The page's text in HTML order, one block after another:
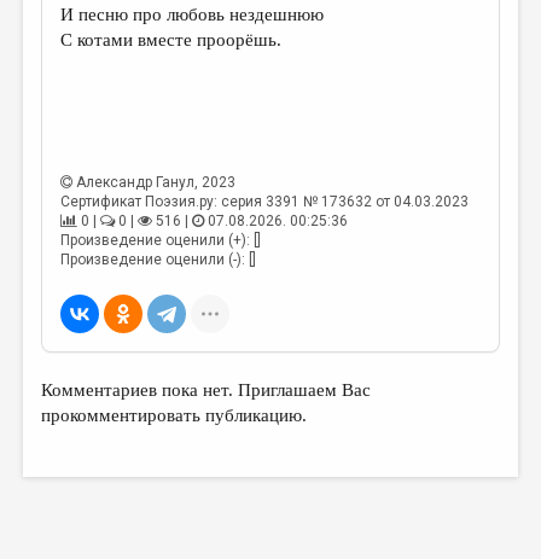
МАЛАЯ ПРОЗА
ПУБЛИЦИСТИКА
РЕЦЕНЗИРОВАНИЕ
ТРЕДИАКОВСКИЙ
ВКОНТАКТЕ
И песню про любовь нездешнюю
С котами вместе проорёшь.
Александр Ганул, 2023
Сертификат Поэзия.ру: серия 3391 № 173632 от 04.03.2023
0 |
0 | 516 |
07.08.2026. 00:25:36
Произведение оценили (+): []
Произведение оценили (-): []
Комментариев пока нет. Приглашаем Вас
прокомментировать публикацию.